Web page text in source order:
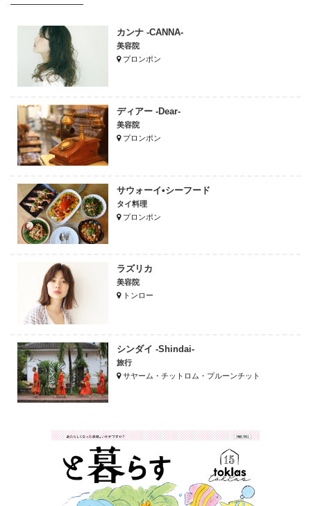
カンナ -CANNA-
美容院
プロンポン
ディアー -Dear-
美容院
プロンポン
サウォーイ•シーフード
タイ料理
プロンポン
ラズリカ
美容院
トンロー
シンダイ -Shindai-
旅行
サヤーム・チットロム・プルーンチット